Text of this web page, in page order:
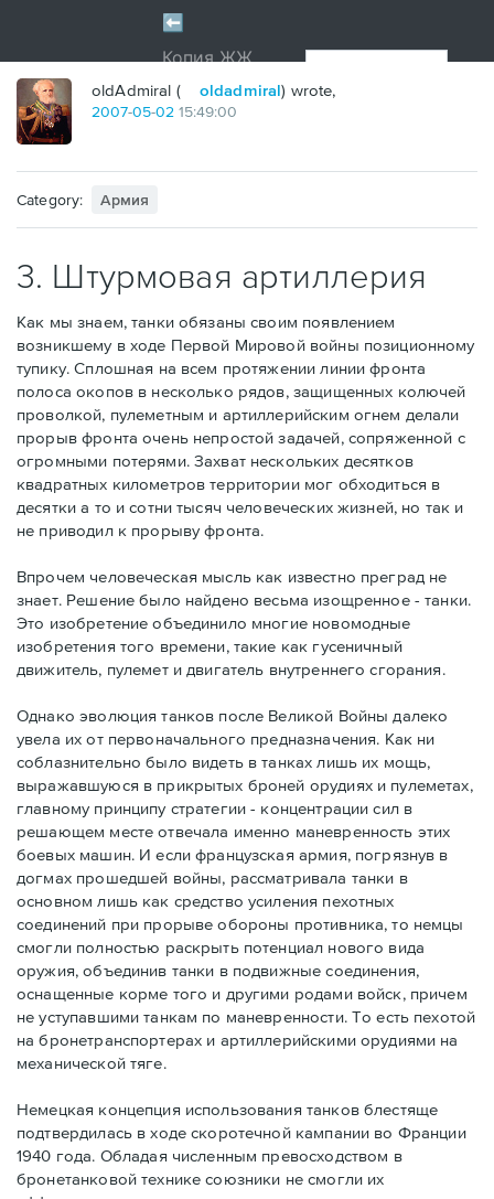
oldAdmiral ( oldadmiral) wrote,
2007-05-02 15:49:00
Category: Армия
3. Штурмовая артиллерия
Как мы знаем, танки обязаны своим появлением
возникшему в ходе Первой Мировой войны позиционному
тупику. Сплошная на всем протяжении линии фронта
полоса окопов в несколько рядов, защищенных колючей
проволкой, пулеметным и артиллерийским огнем делали
прорыв фронта очень непростой задачей, сопряженной с
огромными потерями. Захват нескольких десятков
квадратных километров территории мог обходиться в
десятки а то и сотни тысяч человеческих жизней, но так и
не приводил к прорыву фронта.
Впрочем человеческая мысль как известно преград не
знает. Решение было найдено весьма изощренное - танки.
Это изобретение объединило многие новомодные
изобретения того времени, такие как гусеничный
движитель, пулемет и двигатель внутреннего сгорания.
Однако эволюция танков после Великой Войны далеко
увела их от первоначального предназначения. Как ни
соблазнительно было видеть в танках лишь их мощь,
выражавшуюся в прикрытых броней орудиях и пулеметах,
главному принципу стратегии - концентрации сил в
решающем месте отвечала именно маневренность этих
боевых машин. И если французская армия, погрязнув в
догмах прошедшей войны, рассматривала танки в
основном лишь как средство усиления пехотных
соединений при прорыве обороны противника, то немцы
смогли полностью раскрыть потенциал нового вида
оружия, объединив танки в подвижные соединения,
оснащенные корме того и другими родами войск, причем
не уступавшими танкам по маневренности. То есть пехотой
на бронетранспортерах и артиллерийскими орудиями на
механической тяге.
Немецкая концепция использования танков блестяще
подтвердилась в ходе скоротечной кампании во Франции
1940 года. Обладая численным превосходством в
бронетанковой технике союзники не смогли их